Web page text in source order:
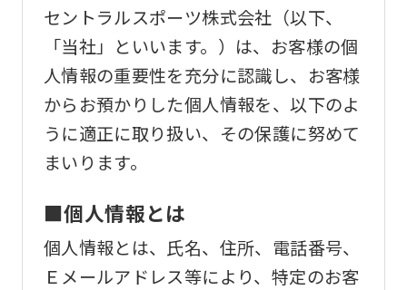
セントラルスポーツ株式会社（以下、
「当社」といいます。）は、お客様の個
人情報の重要性を充分に認識し、お客様
からお預かりした個人情報を、以下のよ
うに適正に取り扱い、その保護に努めて
まいります。
■個人情報とは
個人情報とは、氏名、住所、電話番号、
Ｅメールアドレス等により、特定のお客
ask
that
you
fully
understand
the
service.